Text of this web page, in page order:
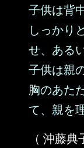
子供は背
しっかり
せ、ある
子供は親
胸のあた
て、親を
（ 沖藤典